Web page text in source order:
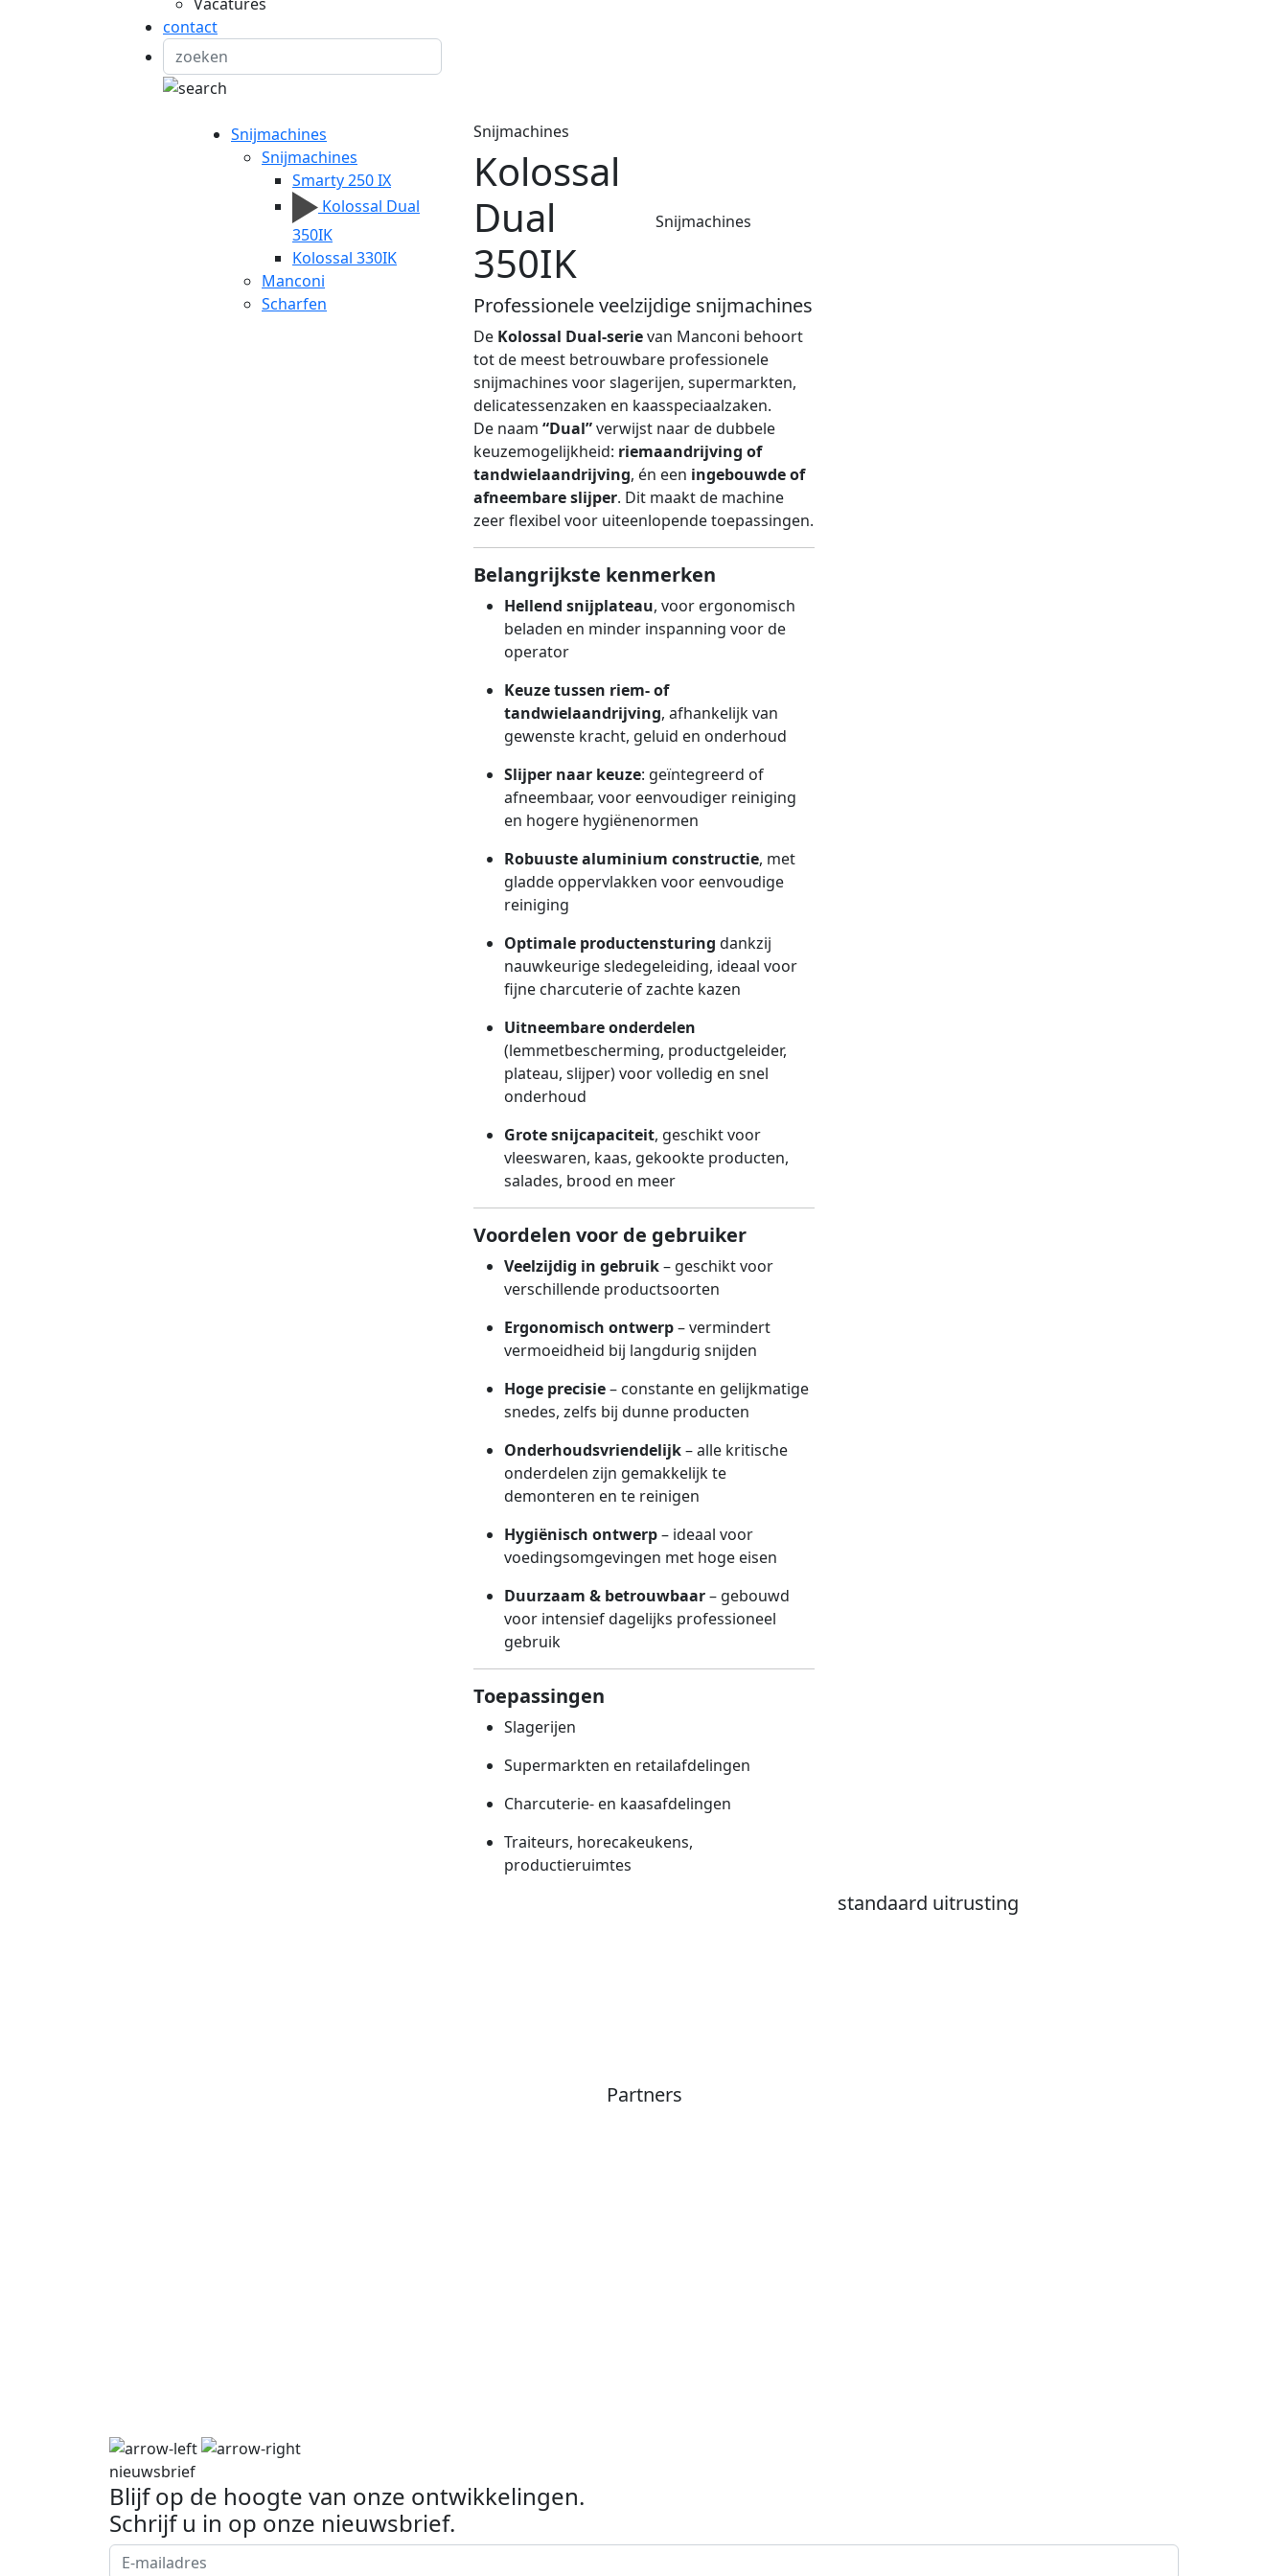
contact
Snijmachines
Snijmachines
Smarty 250 IX
Kolossal Dual
350IK
Kolossal 330IK
Manconi
Scharfen
Snijmachines
Kolossal
Dual
350IK
Snijmachines
Professionele veelzijdige snijmachines
De Kolossal Dual-serievan Manconi behoort
tot de meest betrouwbare professionele
snijmachines voor slagerijen, supermarkten,
delicatessenzaken en kaasspeciaalzaken.
De naam “Dual”verwijst naar de dubbele
keuzemogelijkheid: riemaandrijving of
tandwielaandrijving, én een ingebouwde of
afneembare slijper. Dit maakt de machine
zeer flexibel voor uiteenlopende toepassingen.
Belangrijkste kenmerken
Hellend snijplateau, voor ergonomisch
beladen en minder inspanning voor de
operator
Keuze tussen riem- of
tandwielaandrijving, afhankelijk van
gewenste kracht, geluid en onderhoud
Slijper naar keuze: geïntegreerd of
afneembaar, voor eenvoudiger reiniging
en hogere hygiënenormen
Robuuste aluminium constructie, met
gladde oppervlakken voor eenvoudige
reiniging
Optimale productensturing dankzij
nauwkeurige sledegeleiding, ideaal voor
fijne charcuterie of zachte kazen
Uitneembare onderdelen
(lemmetbescherming, productgeleider,
plateau, slijper) voor volledig en snel
onderhoud
Grote snijcapaciteit, geschikt voor
vleeswaren, kaas, gekookte producten,
salades, brood en meer
Voordelen voor de gebruiker
Veelzijdig in gebruik– geschikt voor
verschillende productsoorten
Ergonomisch ontwerp– vermindert
vermoeidheid bij langdurig snijden
Hoge precisie– constante en gelijkmatige
snedes, zelfs bij dunne producten
Onderhoudsvriendelijk– alle kritische
onderdelen zijn gemakkelijk te
demonteren en te reinigen
Hygiënisch ontwerp– ideaal voor
voedingsomgevingen met hoge eisen
Duurzaam & betrouwbaar– gebouwd
voor intensief dagelijks professioneel
gebruik
Toepassingen
Slagerijen
Supermarkten en retailafdelingen
Charcuterie- en kaasafdelingen
Traiteurs, horecakeukens,
productieruimtes
standaard uitrusting
Partners
nieuwsbrief
Blijf op de hoogte van onze ontwikkelingen.
Schrijf u in op onze nieuwsbrief.